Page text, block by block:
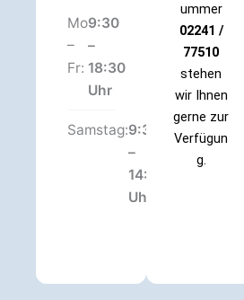
Mo
–
Fr:
9:30
–
18:30
Uhr
Samstag:9:30
–
14:00
Uhr
ummer
02241 /
77510
stehen
wir Ihnen
gerne zur
Verfügun
g.